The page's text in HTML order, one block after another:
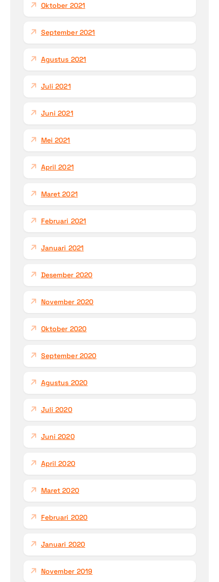
Oktober 2021
September 2021
Agustus 2021
Juli 2021
Juni 2021
Mei 2021
April 2021
Maret 2021
Februari 2021
Januari 2021
Desember 2020
November 2020
Oktober 2020
September 2020
Agustus 2020
Juli 2020
Juni 2020
April 2020
Maret 2020
Februari 2020
Januari 2020
November 2019